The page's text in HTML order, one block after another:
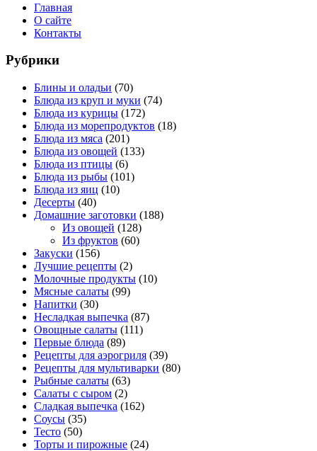
Главная
О сайте
Контакты
Рубрики
Блины и оладьи (70)
Блюда из круп и муки (74)
Блюда из курицы (172)
Блюда из морепродуктов (18)
Блюда из мяса (201)
Блюда из овощей (133)
Блюда из птицы (6)
Блюда из рыбы (101)
Блюда из яиц (10)
Десерты (40)
Домашние заготовки (188)
Из овощей (128)
Из фруктов (60)
Закуски (156)
Лучшие рецепты (2)
Молочные продукты (10)
Мясные салаты (99)
Напитки (30)
Несладкая выпечка (87)
Овощные салаты (111)
Первые блюда (89)
Рецепты для аэрогриля (39)
Рецепты для мультиварки (80)
Рыбные салаты (63)
Салаты с сыром (2)
Сладкая выпечка (162)
Соусы (35)
Тесто (50)
Торты и пирожные (24)